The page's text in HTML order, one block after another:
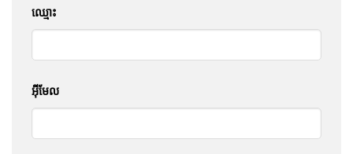
ឈ្មោះ
អ៊ីមែល